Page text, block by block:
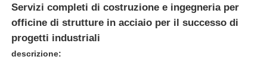
Servizi completi di costruzione e ingegneria per
officine di strutture in acciaio per il successo di
progetti industriali
descrizione: